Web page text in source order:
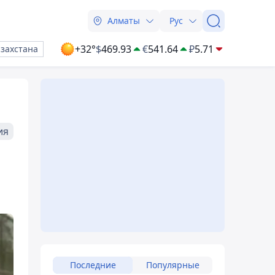
Алматы Рус
+32°$469.93 €541.64 ₽5.71
Последние Популярные